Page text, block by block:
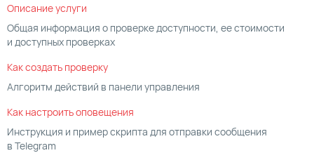
Описание услуги
Общая информация о проверке доступности, ее стоимости
и доступных проверках
Как создать проверку
Алгоритм действий в панели управления
Как настроить оповещения
Инструкция и пример скрипта для отправки сообщения
в Telegram